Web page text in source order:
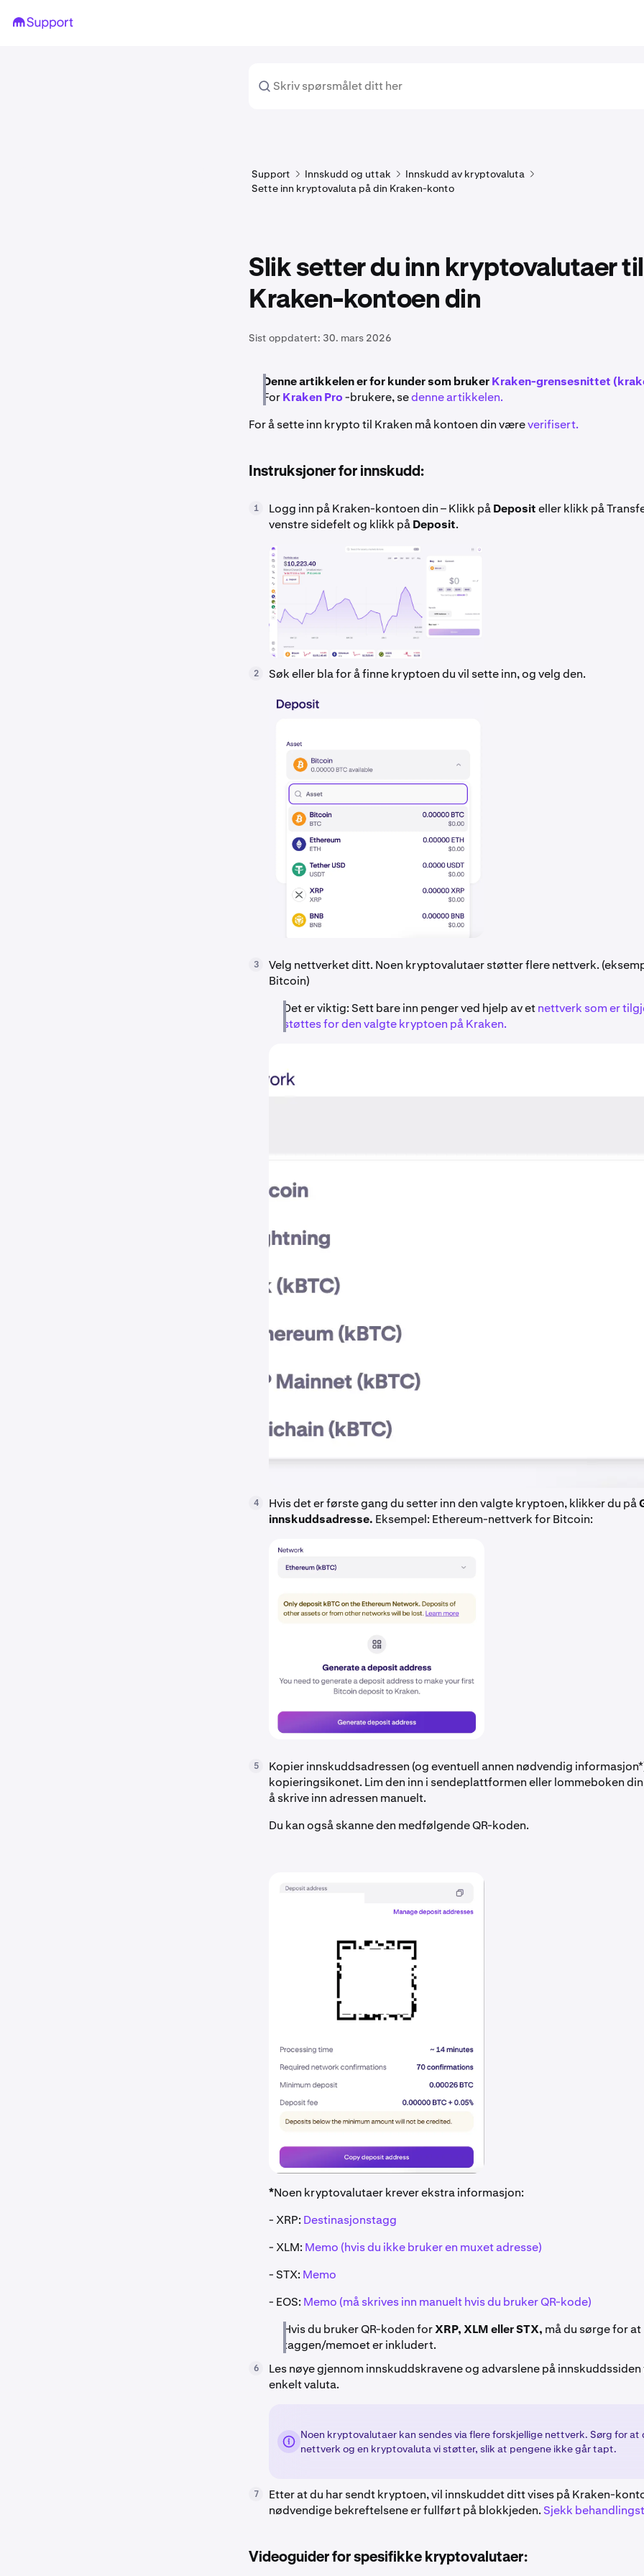
Support Innskudd og uttak
Innskudd av kryptovaluta
Sette inn kryptovaluta på din Kraken-konto
Slik setter du inn kryptovalutaer til
Kraken-kontoen din
Sist oppdatert: 30. mars 2026
Denne artikkelen er for kunder som brukerKraken-grensesnittet
ForKraken Pro-brukere, sedenne artikkelen.
For å sette inn krypto til Kraken må kontoen din væreverifisert.
Instruksjoner for innskudd:
1 Logg inn på Kraken-kontoen din – Klikk påDepositeller klikk på
venstre sidefelt og klikk påDeposit.
2 Søk eller bla for å finne kryptoen du vil sette inn, og velg den.
3
Velg nettverket ditt. Noen kryptovalutaer støtter flere nettverk.
Bitcoin)
Det er viktig: Sett bare inn penger ved hjelp av etnettverk som er
støttes for den valgte kryptoen på Kraken.
4 Hvis det er første gang du setter inn den valgte kryptoen, klikker du på
innskuddsadresse. Eksempel: Ethereum-nettverk for Bitcoin:
5
Kopier innskuddsadressen (og eventuell annen nødvendig
kopieringsikonet. Lim den inn i sendeplattformen eller lommeboken
å skrive inn adressen manuelt.
Du kan også skanne den medfølgende QR-koden.
*Noen kryptovalutaer krever ekstra informasjon:
- XRP: Destinasjonstagg
- XLM: Memo (hvis du ikke bruker en muxet adresse)
- STX: Memo
- EOS: Memo (må skrives inn manuelt hvis du bruker QR-kode)
Hvis du bruker QR-koden forXRP, XLM eller STX, må du sørge for at
taggen/memoet er inkludert.
6
Les nøye gjennom innskuddskravene og advarslene på
enkelt valuta.
Noen kryptovalutaer kan sendes via flere forskjellige nettverk. Sørg for at
nettverk og en kryptovaluta vi støtter, slik at pengene ikke går tapt.
7
Etter at du har sendt kryptoen, vil innskuddet ditt vises på Kraken-
nødvendige bekreftelsene er fullført på blokkjeden. Sjekk
Videoguider for spesifikke kryptovalutaer: